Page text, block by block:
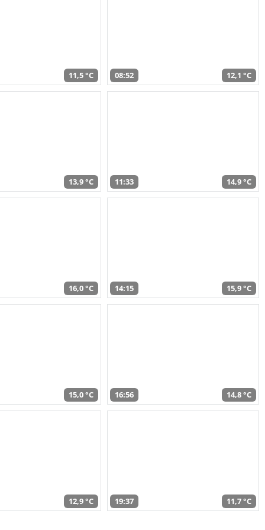
11,5 °C 08:52 12,1 °C
13,9 °C 11:33 14,9 °C
16,0 °C 14:15 15,9 °C
15,0 °C 16:56 14,8 °C
12,9 °C 19:37 11,7 °C